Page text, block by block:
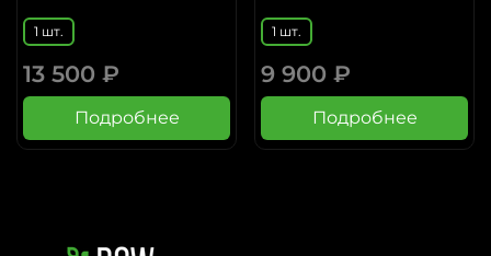
1 шт.
13 500 ₽
Подробнее
1 шт.
9 900 ₽
Подробнее